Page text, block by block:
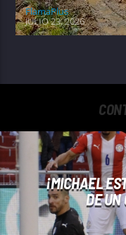
FlamaPlus
JULIO 23, 2026
¡MICHAEL
DE